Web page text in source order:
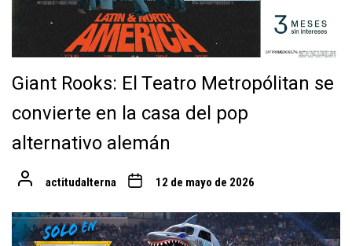
Giant Rooks: El Teatro Metropólitan se
convierte en la casa del pop
alternativo alemán
actitudalterna 12 de mayo de 2026